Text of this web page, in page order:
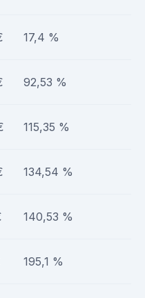
17,4 %
92,53 %
115,35 %
134,54 %
140,53 %
195,1 %